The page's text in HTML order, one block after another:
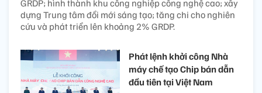
GRDP; hình thành khu công nghiệp công nghệ cao; xây
dựng Trung tâm đổi mới sáng tạo; tăng chi cho nghiên
cứu và phát triển lên khoảng 2% GRDP.
Phát lệnh khởi công Nhà
máy chế tạo Chip bán dẫn
đầu tiên tại Việt Nam